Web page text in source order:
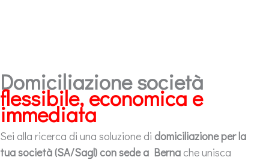
Domiciliazione società
flessibile, economica e
immediata
Sei alla ricerca di una soluzione di domiciliazione per la
tua società (SA/Sagl) con sede a Berna che unisca